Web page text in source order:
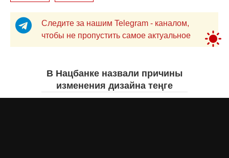
Следите за нашим Telegram - каналом,
чтобы не пропустить самое актуальное
В Нацбанке назвали причины
изменения дизайна теңге